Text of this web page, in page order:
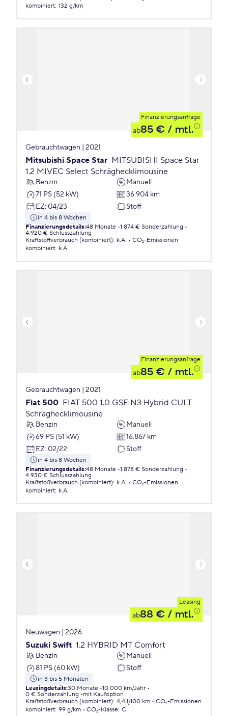
kombiniert: 132 g/km
Finanzierungsanfrage
ab85 € / mtl.
Gebrauchtwagen | 2021
Mitsubishi Space Star MITSUBISHI Space Star
1.2 MIVEC Select Schräghecklimousine
Benzin
Manuell
71 PS (52 kW)
36.904 km
EZ: 04/23 Stoff
in 4 bis 8 Wochen
Finanzierungsdetails:48 Monate 1.874 € Sonderzahlung
4.920 € Schlusszahlung
Kraftstoffverbrauch (kombiniert): k.A.
CO₂-Emissionen
kombiniert: k.A.
Finanzierungsanfrage
ab85 € / mtl.
Gebrauchtwagen | 2021
Fiat 500 FIAT 500 1.0 GSE N3 Hybrid CULT
Schräghecklimousine
Benzin
Manuell
69 PS (51 kW)
16.867 km
EZ: 02/22 Stoff
in 4 bis 8 Wochen
Finanzierungsdetails:48 Monate 1.878 € Sonderzahlung
4.930 € Schlusszahlung
Kraftstoffverbrauch (kombiniert): k.A.
CO₂-Emissionen
kombiniert: k.A.
Leasing
ab88 € / mtl.
Neuwagen | 2026
Suzuki Swift 1.2 HYBRID MT Comfort
Benzin
Manuell
81 PS (60 kW)
Stoff
in 3 bis 5 Monaten
Leasingdetails:30 Monate 10.000 km/Jahr
0 € Sonderzahlung
mit Kaufoption
Kraftstoffverbrauch (kombiniert): 4,4 l/100 km
CO₂-Emissionen
kombiniert: 99 g/km CO₂-Klasse: C